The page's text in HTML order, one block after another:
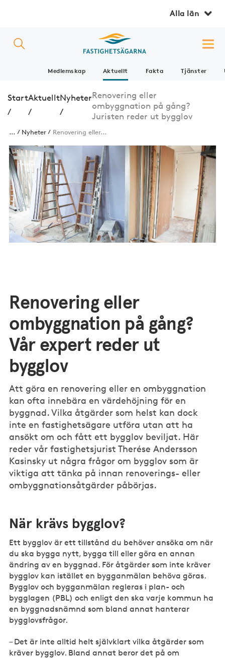
Alla län
Medlemskap Aktuellt Fakta Tjänster
Start
/
Aktuellt
/
Nyheter
/
Renovering eller
ombyggnation på gång?
Juristen reder ut bygglov
... Nyheter Renovering eller...
Renovering eller
ombyggnation på gång?
Vår expert reder ut
bygglov
Att göra en renovering eller en ombyggnation
kan ofta innebära en värdehöjning för en
byggnad. Vilka åtgärder som helst kan dock
inte en fastighetsägare utföra utan att ha
ansökt om och fått ett bygglov beviljat. Här
reder vår fastighetsjurist Therése Andersson
Kasinsky ut några frågor om bygglov som är
viktiga att tänka på innan renoverings- eller
ombyggnationsåtgärder påbörjas.
När krävs bygglov?
Ett bygglov är ett tillstånd du behöver ansöka om när
du ska bygga nytt, bygga till eller göra en annan
ändring av en byggnad. För åtgärder som inte kräver
bygglov kan istället en bygganmälan behöva göras.
Bygglov och bygganmälan regleras i plan- och
bygglagen (PBL) och enligt den ska varje kommun ha
en byggnadsnämnd som bland annat hanterar
bygglovsfrågor.
– Det är inte alltid helt självklart vilka åtgärder som
kräver bygglov. Bland annat beror det på om